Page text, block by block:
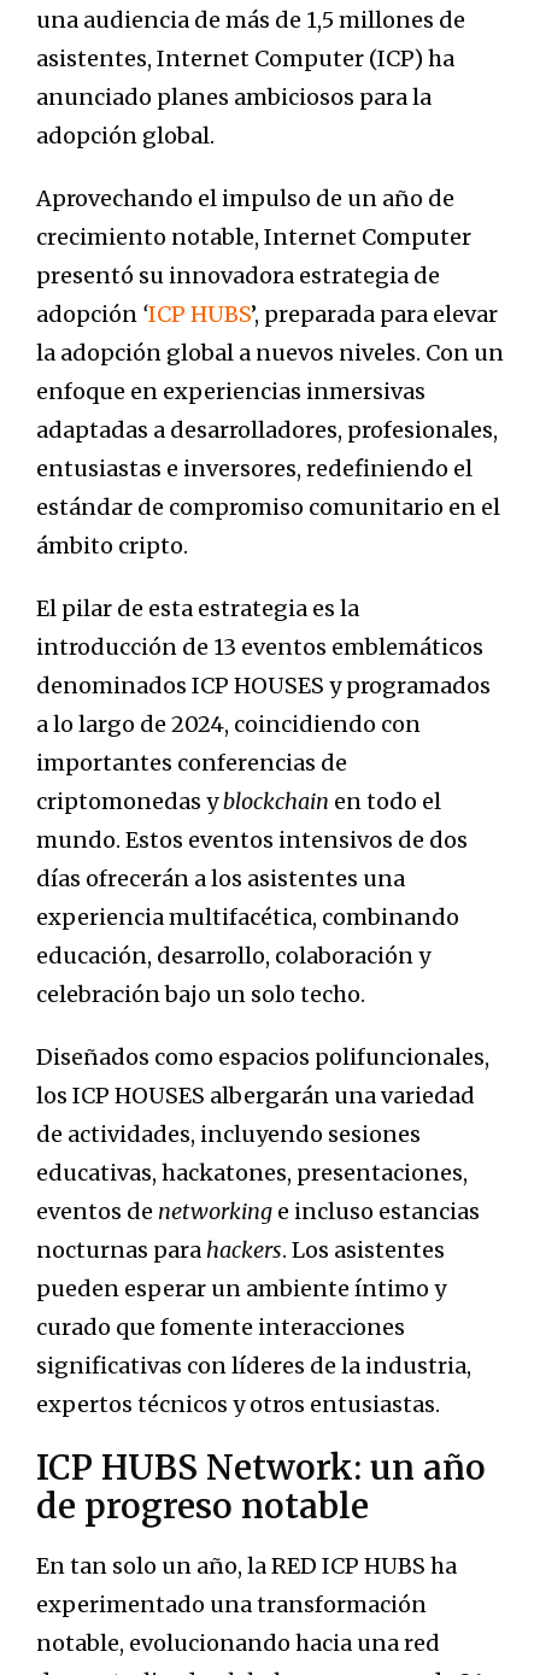
una audiencia de más de 1,5 millones de
asistentes, Internet Computer (ICP) ha
anunciado planes ambiciosos para la
adopción global.
Aprovechando el impulso de un año de
crecimiento notable, Internet Computer
presentó su innovadora estrategia de
adopción ‘ICP HUBS’, preparada para elevar
la adopción global a nuevos niveles. Con un
enfoque en experiencias inmersivas
adaptadas a desarrolladores, profesionales,
entusiastas e inversores, redefiniendo el
estándar de compromiso comunitario en el
ámbito cripto.
El pilar de esta estrategia es la
introducción de 13 eventos emblemáticos
denominados ICP HOUSES y programados
a lo largo de 2024, coincidiendo con
importantes conferencias de
criptomonedas yblockchain en todo el
mundo. Estos eventos intensivos de dos
días ofrecerán a los asistentes una
experiencia multifacética, combinando
educación, desarrollo, colaboración y
celebración bajo un solo techo.
Diseñados como espacios polifuncionales,
los ICP HOUSES albergarán una variedad
de actividades, incluyendo sesiones
educativas, hackatones, presentaciones,
eventos de networking e incluso estancias
nocturnas para hackers. Los asistentes
pueden esperar un ambiente íntimo y
curado que fomente interacciones
significativas con líderes de la industria,
expertos técnicos y otros entusiastas.
ICP HUBS Network: un año
de progreso notable
En tan solo un año, la RED ICP HUBS ha
experimentado una transformación
notable, evolucionando hacia una red